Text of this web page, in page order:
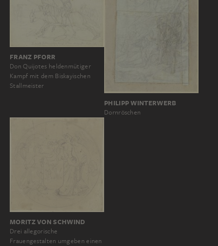
FRANZ PFORR
Don Quijotes heldenmütiger
Kampf mit dem Biskayischen
Stallmeister
PHILIPP WINTERWERB
Dornröschen
MORITZ VON SCHWIND
Drei allegorische
Frauengestalten umgeben einen